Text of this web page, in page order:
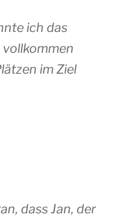
ich das
im Ziel
dass Jan, der